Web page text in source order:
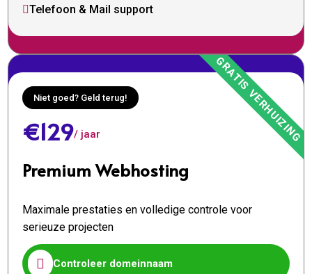
Telefoon & Mail support
Niet goed? Geld terug!
€129/ jaar
Premium Webhosting
Maximale prestaties en volledige controle voor
serieuze projecten
 Controleer domeinnaam